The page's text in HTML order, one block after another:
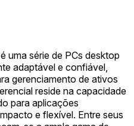
uma série de PCs desktop
adaptável e confiável,
gerenciamento de ativos
reside na capacidade
para aplicações
e flexível. Entre seus